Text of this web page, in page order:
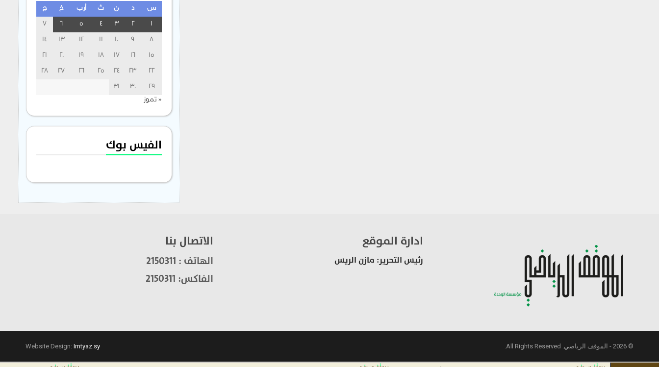
س د ن ث أرب خ ج
1
2
3
4
5
6
7
8
9
10
11
12
13
14
15
16
17
18
19
20
21
22
23
24
25
26
27
28
29
30
31
« تموز
الفيس بوك
ادارة الموقع
رئيس التحرير: مازن الريس
الاتصال بنا
الهاتف : 2150311
الفاكس: 2150311
© 2026 - الموقف الرياضي. All Rights Reserved. Website Design: Imtyaz.sy